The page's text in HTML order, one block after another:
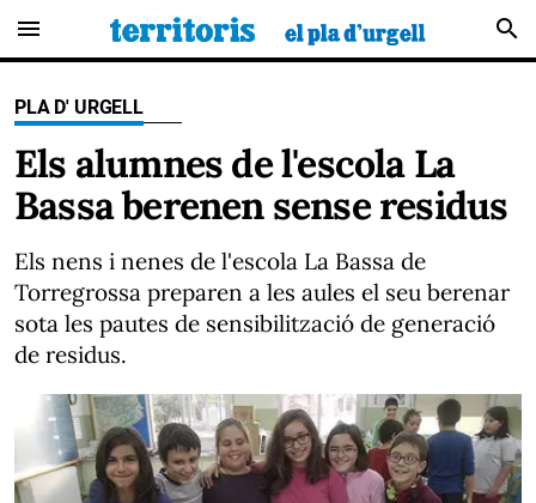
menu search
PLA D' URGELL
Els alumnes de l'escola La
Bassa berenen sense residus
Els nens i nenes de l'escola La Bassa de
Torregrossa preparen a les aules el seu berenar
sota les pautes de sensibilització de generació
de residus.